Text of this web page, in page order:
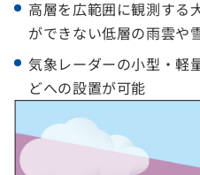
高層を広範囲に観測する
ができない低層の雨雲や
気象レーダーの小型・軽
どへの設置が可能